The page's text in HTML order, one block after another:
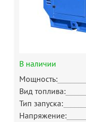
В наличии
Мощность:
Вид топлива:
Тип запуска:
Напряжение: